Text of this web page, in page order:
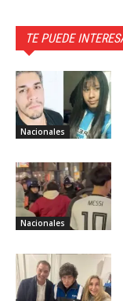
TE PUEDE
Nacionales
Nacionales